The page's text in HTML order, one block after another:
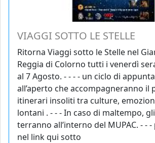
VIAGGI SOTTO LE STELLE
Ritorna Viaggi sotto le Stelle nel
Reggia di Colorno tutti i venerdì
al 7 Agosto. - - - - un ciclo di
all’aperto che accompagneranno il
itinerari insoliti tra culture,
lontani . - - - In caso di maltempo,
terranno all’interno del MUPAC. - -
nel link qui sotto